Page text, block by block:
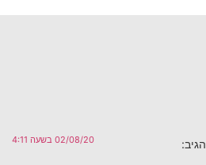
הגיב: 02/08/20 בשעה 4:11